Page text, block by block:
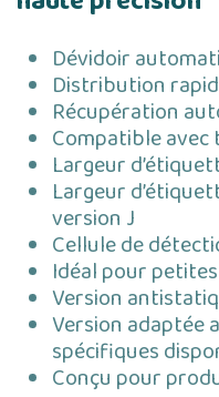
Dévidoir
Distribution
Récupération
Compatible avec
Largeur
Largeur
version J
Cellule de
Idéal pour
Version
Version adaptée
spécifiques
Conçu pour